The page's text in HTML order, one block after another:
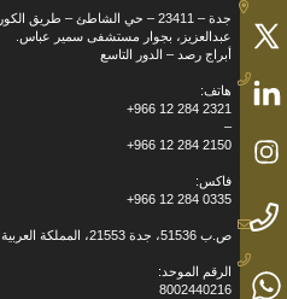
جدة – 23411 – حي الشاطئ –
عبدالعزيز، بجوار مستشفى سمير عباس.
أبراج رصد – الدور التاسع
هاتف:
+966 12 284 2321
–
+966 12 284 2150
فاكس:
+966 12 284 0335
ص.ب 51536، جدة 21553، المملكة العربية السعودية
الرقم الموحد:
8002440216